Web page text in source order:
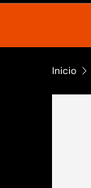
Inicio